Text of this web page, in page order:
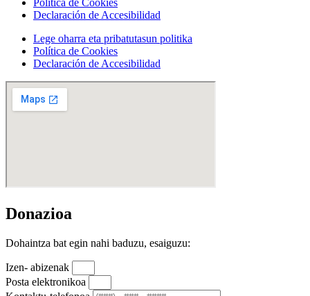
Política de Cookies
Declaración de Accesibilidad
Lege oharra eta pribatutasun politika
Política de Cookies
Declaración de Accesibilidad
Donazioa
Dohaintza bat egin nahi baduzu, esaiguzu:
Izen- abizenak
Posta elektronikoa